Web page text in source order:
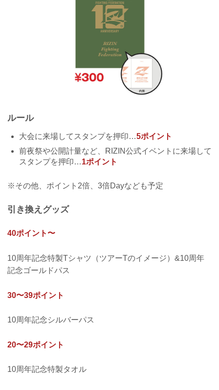
ルール
大会に来場してスタンプを押印…5ポイント
前夜祭や公開計量など、RIZIN公式イベントに来場して
スタンプを押印…1ポイント
※その他、ポイント2倍、3倍Dayなども予定
引き換えグッズ
40ポイント〜
10周年記念特製Tシャツ（ツアーTのイメージ）&10周年
記念ゴールドパス
30〜39ポイント
10周年記念シルバーパス
20〜29ポイント
10周年記念特製タオル